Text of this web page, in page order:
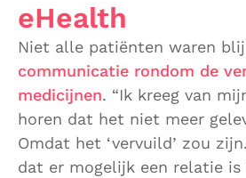
eHealth
Niet alle patiënten waren
communicatie rondom de
medicijnen. “Ik kreeg van
horen dat het niet meer
Omdat het ‘vervuild’ zou
dat er mogelijk een relatie is